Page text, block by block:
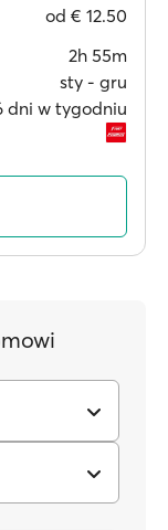
od € 12.50
2h 55m
sty ‐ gru
dni w tygodniu